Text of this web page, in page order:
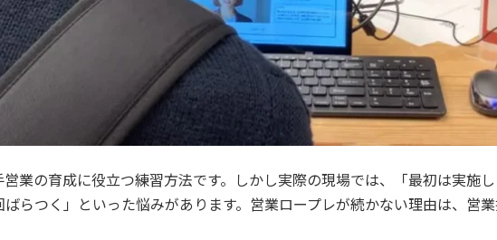
業の育成に役立つ練習方法です。しかし実際の現場では、「最初は実施
らつく」といった悩みがあります。営業ロープレが続かない理由は、営